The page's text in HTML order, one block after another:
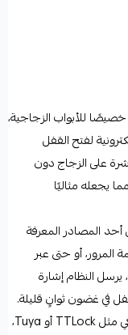
للأبواب الزجاجية،
لفتح القفل
على الزجاج دون
يجعله مثاليًا
أحد المصادر المعرفة
المرور، أو حتى عبر
يرسل النظام إشارة
في غضون ثوانٍ قليلة.
تدعم الموديلات المتقدمة تقنيات الاتصال اللاسلكي مثل TTLock أو Tuya،